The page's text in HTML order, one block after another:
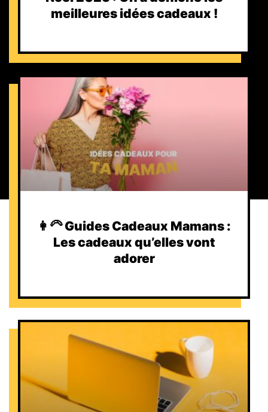
meilleures idées cadeaux !
👩‍🦳 Guides Cadeaux Mamans :
Les cadeaux qu’elles vont
adorer